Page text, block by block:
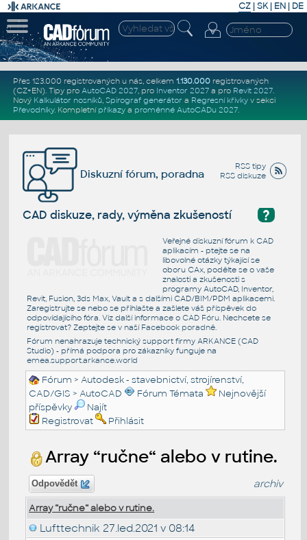
CZ | SK| EN | DE
Přes 123.000 registrovaných u nás, celkem 1.130.000registrovaných
(CZ+EN). Tipy pro AutoCAD 2027, pro Inventor 2027a pro Revit 2027.
Nový Kalkulátor nosníků, Spirograf generátor a Regresní křivkyv sekci
Převodníky. Kompletní příkazya proměnné AutoCADu 2027.
RSS tipy
RSS diskuze
Diskuzní fórum, poradna
?
CAD diskuze, rady, výměna zkušeností
Veřejné diskuzní fórum k CAD
aplikacím - ptejte se na
libovolné otázky týkající se
oboru CAx, podělte se o vaše
znalosti a zkušenosti s
programy AutoCAD, Inventor,
Revit, Fusion, 3ds Max, Vault a s dalšími CAD/BIM/PDM aplikacemi.
Zaregistrujte se nebo se přihlašte a zašlete váš příspěvek do
odpovídajícího fóra. Viz další informace o CAD Fóru. Nechcete se
registrovat? Zeptejte se v naší Facebook poradně.
Fórum nenahrazuje technický support firmy ARKANCE (CAD
Studio) - přímá podpora pro zákazníky funguje na
emea.support.arkance.world
Fórum >Autodesk - stavebnictví, strojírenství,
CAD/GIS >AutoCAD Fórum Témata
Nejnovější
příspěvky
Najít
Registrovat
Přihlásit
Array “ručne“ alebo v rutine.
Odpovědět archiv
Array “ručne“ alebo v rutine.
Lufttechnik 27.led.2021 v 08:14